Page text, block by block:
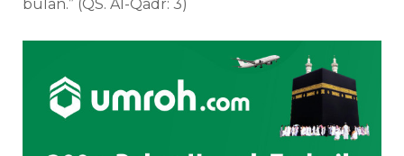
bulan.” (QS. Al-Qadr: 3)